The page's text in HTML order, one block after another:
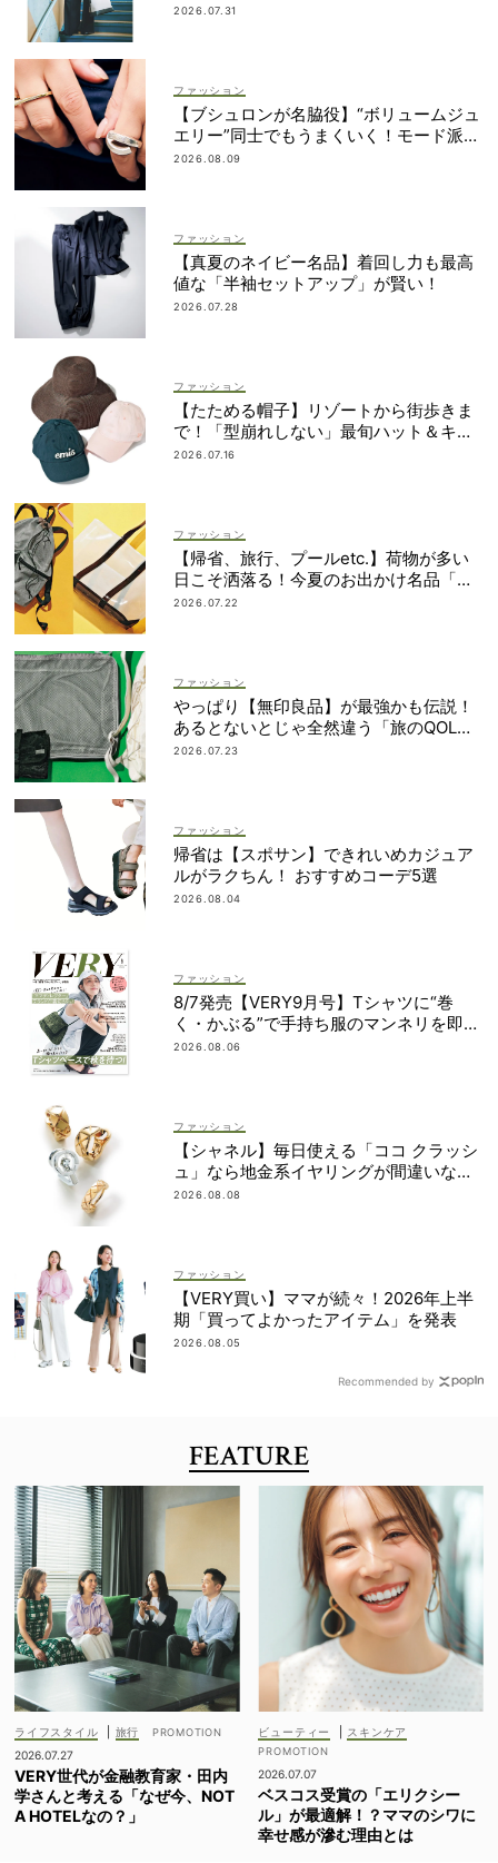
2026.07.31
ファッション
【ブシュロンが名脇役】“ボリュームジュ
エリー”同士でもうまくいく！モード派の
重ねづけ術
2026.08.09
ファッション
【真夏のネイビー名品】着回し力も最高
値な「半袖セットアップ」が賢い！
2026.07.28
ファッション
【たためる帽子】リゾートから街歩きま
で！「型崩れしない」最旬ハット＆キャ
ップ
2026.07.16
ファッション
【帰省、旅行、プールetc.】荷物が多い
日こそ洒落る！今夏のお出かけ名品「ト
ート＆リュック」５選
2026.07.22
ファッション
やっぱり【無印良品】が最強かも伝説！
あるとないとじゃ全然違う「旅のQOL爆
上げアイテム」
2026.07.23
ファッション
帰省は【スポサン】できれいめカジュア
ルがラクちん！ おすすめコーデ5選
2026.08.04
ファッション
8/7発売【VERY9月号】Tシャツに“巻
く・かぶる”で手持ち服のマンネリを即解
決！
2026.08.06
ファッション
【シャネル】毎日使える「ココ クラッシ
ュ」なら地金系イヤリングが間違いな
い！
2026.08.08
ファッション
【VERY買い】ママが続々！2026年上半
期「買ってよかったアイテム」を発表
2026.08.05
Recommended by
FEATURE
ライフスタイル
旅行
2026.07.27
VERY世代が金融教育家・田内
学さんと考える「なぜ今、NOT
A HOTELなの？」
ビューティー スキンケア
2026.07.07
ベスコス受賞の「エリクシー
ル」が最適解！？ママのシワに
幸せ感が滲む理由とは